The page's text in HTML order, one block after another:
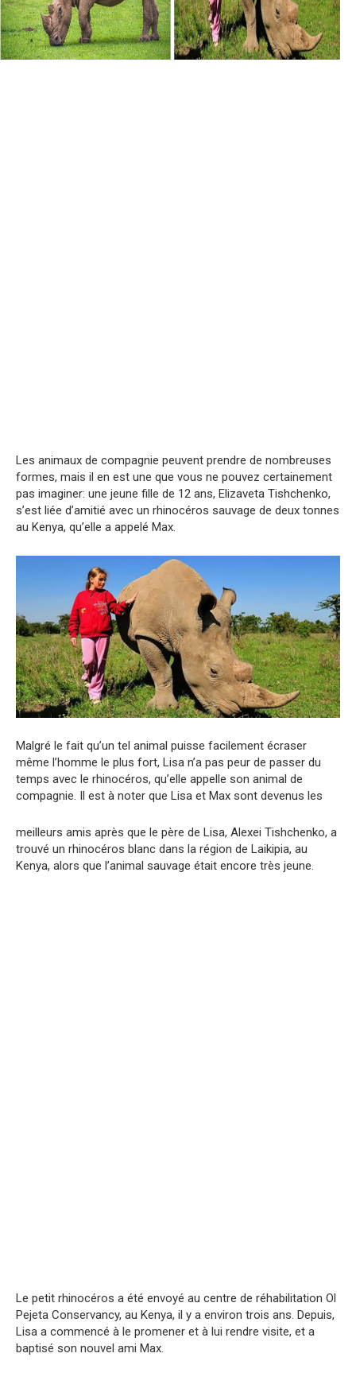
Les animaux de compagnie peuvent prendre de nombreuses
formes, mais il en est une que vous ne pouvez certainement
pas imaginer: une jeune fille de 12 ans, Elizaveta Tishchenko,
s’est liée d’amitié avec un rhinocéros sauvage de deux tonnes
au Kenya, qu’elle a appelé Max.
Malgré le fait qu’un tel animal puisse facilement écraser
même l’homme le plus fort, Lisa n’a pas peur de passer du
temps avec le rhinocéros, qu’elle appelle son animal de
compagnie. Il est à noter que Lisa et Max sont devenus les
meilleurs amis après que le père de Lisa, Alexei Tishchenko, a
trouvé un rhinocéros blanc dans la région de Laikipia, au
Kenya, alors que l’animal sauvage était encore très jeune.
Le petit rhinocéros a été envoyé au centre de réhabilitation Ol
Pejeta Conservancy, au Kenya, il y a environ trois ans. Depuis,
Lisa a commencé à le promener et à lui rendre visite, et a
baptisé son nouvel ami Max.